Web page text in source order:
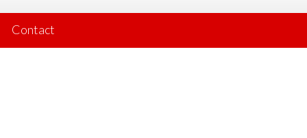
Contact